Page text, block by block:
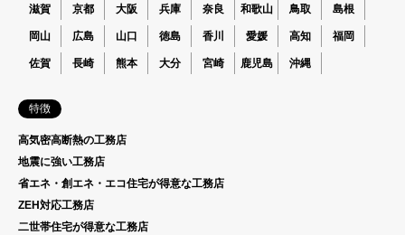
滋賀 京都 大阪 兵庫 奈良 和歌山 鳥取 島根
岡山 広島 山口 徳島 香川 愛媛 高知 福岡
佐賀 長崎 熊本 大分 宮崎 鹿児島 沖縄
特徴
高気密高断熱の工務店
地震に強い工務店
省エネ・創エネ・エコ住宅が得意な工務店
ZEH対応工務店
二世帯住宅が得意な工務店